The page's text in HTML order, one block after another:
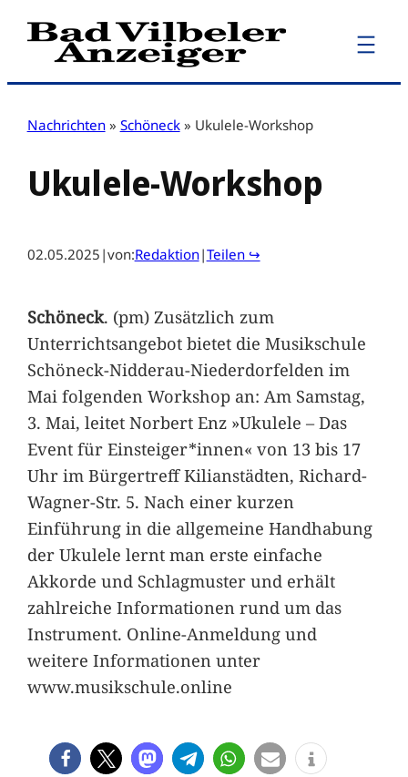
Zum
Inhalt
Nachrichten » Schöneck » Ukulele-Workshop
Ukulele-Workshop
02.05.2025 |von:Redaktion|Teilen ↪
Schöneck. (pm) Zusätzlich zum
Unterrichtsangebot bietet die Musikschule
Schöneck-Nidderau-Niederdorfelden im
Mai folgenden Workshop an: Am Samstag,
3. Mai, leitet Norbert Enz »Ukulele – Das
Event für Einsteiger*innen« von 13 bis 17
Uhr im Bürgertreff Kilianstädten, Richard-
Wagner-Str. 5. Nach einer kurzen
Einführung in die allgemeine Handhabung
der Ukulele lernt man erste einfache
Akkorde und Schlagmuster und erhält
zahlreiche Informationen rund um das
Instrument. Online-Anmeldung und
weitere Informationen unter
www.musikschule.online